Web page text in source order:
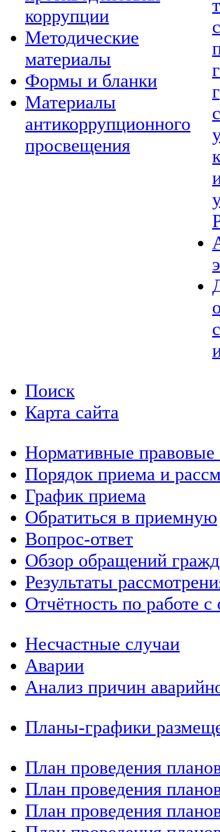
коррупции
Методические
материалы
Формы и бланки
Материалы
антикоррупционного
просвещения
Поиск
Карта сайта
Нормативные правовые
Порядок приема и
График приема
Обратиться в приемную
Вопрос-ответ
Обзор обращений
Результаты
Отчётность по работе
Несчастные случаи
Аварии
Анализ причин
Планы-графики
План проведения
План проведения
План проведения